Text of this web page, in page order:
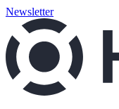
Newsletter